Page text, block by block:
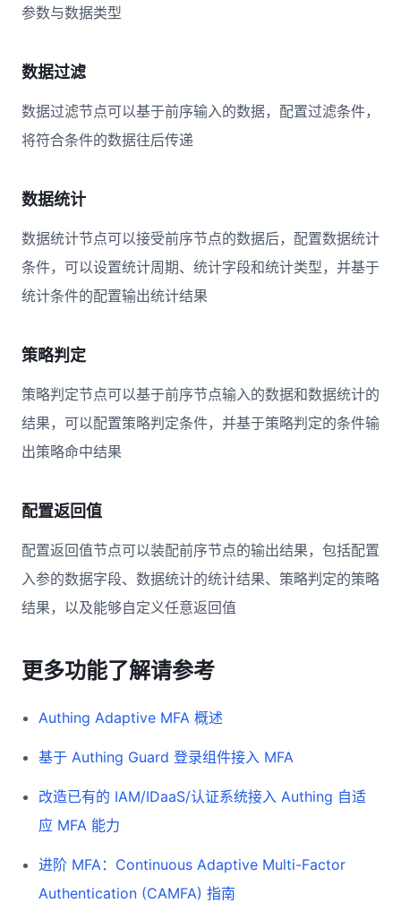
参数与数据类型
数据过滤
数据过滤节点可以基于前序输入的数据，配置过滤条件，
将符合条件的数据往后传递
数据统计
数据统计节点可以接受前序节点的数据后，配置数据统计
条件，可以设置统计周期、统计字段和统计类型，并基于
统计条件的配置输出统计结果
策略判定
策略判定节点可以基于前序节点输入的数据和数据统计的
结果，可以配置策略判定条件，并基于策略判定的条件输
出策略命中结果
配置返回值
配置返回值节点可以装配前序节点的输出结果，包括配置
入参的数据字段、数据统计的统计结果、策略判定的策略
结果，以及能够自定义任意返回值
更多功能了解请参考
Authing Adaptive MFA 概述
基于 Authing Guard 登录组件接入 MFA
改造已有的 IAM/IDaaS/认证系统接入 Authing 自适
应 MFA 能力
进阶 MFA：Continuous Adaptive Multi-Factor
Authentication (CAMFA) 指南